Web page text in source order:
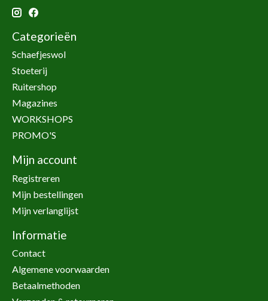
Categorieën
Schaefjeswol
Stoeterij
Ruitershop
Magazines
WORKSHOPS
PROMO'S
Mijn account
Registreren
Mijn bestellingen
Mijn verlanglijst
Informatie
Contact
Algemene voorwaarden
Betaalmethoden